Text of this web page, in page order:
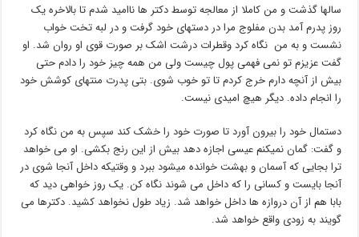
سالها گذشت و من کاملا از معالجه توسط دکتر ها ناامید شدم تا بالاخره یک
روز پدرم آمد بدن مفلوج مرا در دستهای خود گرفت و در لبه تخت خواب
نشست و به من نگاه کرد وقطرات درشت اشک بر صورت قوی او روان شد. او
گفت عزیزم تو نمی فهمی پول چیست ولی من همه چیز خود را دادم حتی
بیش از آنچه دارم خرج کردم تا تو خوب شوی. بتی پدرت منتهای کوشش خود
را انجام داده. دیگر هیچ امیدی نیست.
دستمال خود را بیرون آورد تا صورت خود را خشک کند سپس به من نگاه کرد
و گفت: گمان نمیکنم عیسی اجازه دهد بیش از این رنج بکشی. او می خواهد
ترا بجایی که آسمان و بهشت خوانده میشود ببرد و وقتیکه داخل آنجا شوی در
آنجا بایست و کسانی را که داخل می شوند نگاه کن. یک روز خواهی دید که
بابا هم از آن دروازه ها داخل خواهد شد. زیاد طول نخواهد کشید. دکترها می
گویند به زودی واقع خواهد شد.